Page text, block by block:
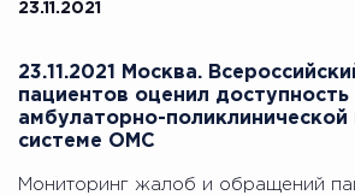
23.11.2021
23.11.2021 Москва.
пациентов оценил доступность
амбулаторно-
системе ОМС
Мониторинг жалоб и обращений